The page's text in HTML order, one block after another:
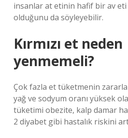
insanlar at etinin hafif bir av eti
olduğunu da söyleyebilir.
Kırmızı et neden
yenmemeli?
Çok fazla et tüketmenin
yağ ve sodyum oranı yüksek
tüketimi obezite, kalp damar
2 diyabet gibi hastalık riskini